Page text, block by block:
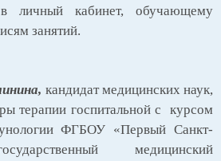
личный кабинет, обучающему
занятий.
кандидат медицинских наук,
терапии госпитальной с курсом
ФГБОУ «Первый Санкт-
медицинский